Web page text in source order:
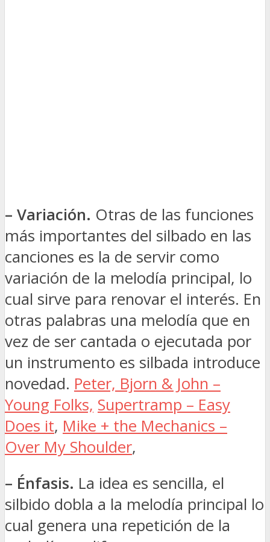
– Variación. Otras de las funciones
más importantes del silbado en las
canciones es la de servir como
variación de la melodía principal, lo
cual sirve para renovar el interés. En
otras palabras una melodía que en
vez de ser cantada o ejecutada por
un instrumento es silbada introduce
novedad. Peter, Bjorn & John –
Young Folks, Supertramp – Easy
Does it, Mike + the Mechanics –
Over My Shoulder,
– Énfasis. La idea es sencilla, el
silbido dobla a la melodía principal lo
cual genera una repetición de la